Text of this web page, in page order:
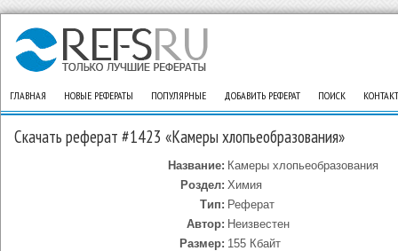
ГЛАВНАЯ НОВЫЕ РЕФЕРАТЫ ПОПУЛЯРНЫЕ ДОБАВИТЬ РЕФЕРАТ ПОИСК
Скачать реферат #1423 «Камеры хлопьеобразования»
Название: Камеры хлопьеобразования
Роздел: Химия
Тип: Реферат
Автор: Неизвестен
Размер: 155 Кбайт